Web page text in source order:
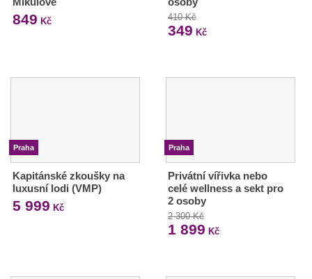
849 Kč 410 Kč
349 Kč
Praha
Kapitánské zkoušky na
luxusní lodi (VMP)
5 999 Kč
Praha
Privátní vířivka nebo
celé wellness a sekt pro
2 osoby
2 300 Kč
1 899 Kč